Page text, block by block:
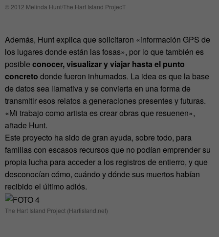
© 2012 Melinda Hunt/The Hart Island ProjecT
Además, Hunt explica que solicitaron «información GPS de
los lugares donde están las fosas», por lo que también es
posible conocer, visualizar y viajar hasta el punto
concreto donde fueron inhumados. La idea es que la base
de datos sea llamativa y se convierta en una forma de
transmitir esos relatos a generaciones presentes y futuras.
«Mi trabajo como artista es crear obras que resuenen»,
añade Hunt.
Este proyecto ha sido de gran ayuda, sobre todo, para
familias con escasos recursos que no podían emprender su
propia lucha para acceder a los registros de entierro, y que
desconocían cómo, cuándo y dónde sus muertos habían
recibido el último adiós.
The Hart Island Project (Hartisland.net)